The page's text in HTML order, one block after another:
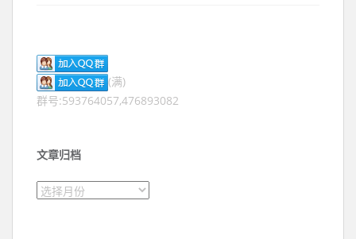
(满)
群号:593764057,476893082
文章归档
文章归档